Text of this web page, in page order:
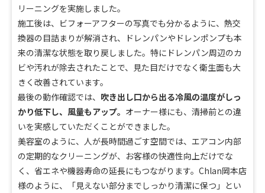
リーニングを実施しました。
施工後は、ビフォーアフターの写真でも分かるように、熱交
換器の目詰まりが解消され、ドレンパンやドレンポンプも本
来の清潔な状態を取り戻しました。特にドレンパン周辺のカ
ビや汚れが除去されたことで、見た目だけでなく衛生面も大
きく改善されています。
最後の動作確認では、 吹き出し口から出る冷風の温度がしっ
かり低下し、風量もアップ。 オーナー様にも、清掃前との違
いを実感していただくことができました。
美容室のように、人が長時間過ごす空間では、エアコン内部
の定期的なクリーニングが、お客様の快適性向上だけでな
く、省エネや機器寿命の延長にもつながります。Chlan岡本店
様のように、「見えない部分までしっかり清潔に保つ」とい